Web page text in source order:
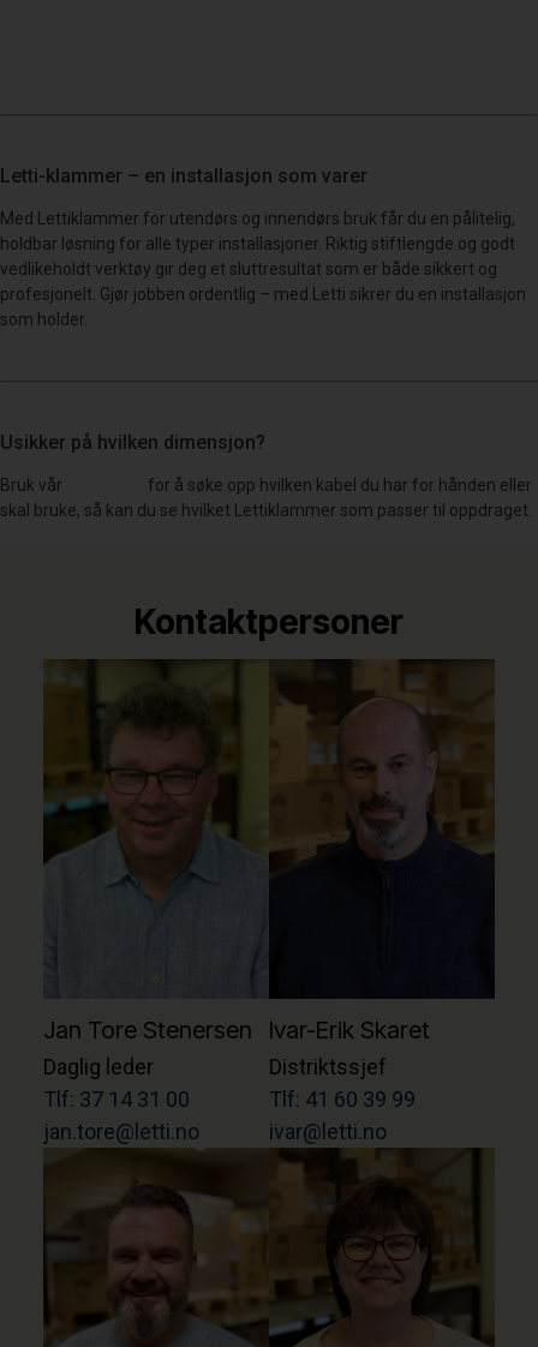
Letti-klammer – en installasjon som varer
Med Lettiklammer for utendørs og innendørs bruk får du en pålitelig,
holdbar løsning for alle typer installasjoner. Riktig stiftlengde og godt
vedlikeholdt verktøy gir deg et sluttresultat som er både sikkert og
profesjonelt. Gjør jobben ordentlig – med Letti sikrer du en installasjon
som holder.
Usikker på hvilken dimensjon?
Bruk vår
for å søke opp hvilken kabel du har for hånden eller
skal bruke, så kan du se hvilket Lettiklammer som passer til oppdraget.
Kontaktpersoner
Jan Tore Stenersen
Daglig leder
Tlf: 37 14 31 00
jan.tore@letti.no
Ivar-Erik Skaret
Distriktssjef
Tlf: 41 60 39 99
ivar@letti.no